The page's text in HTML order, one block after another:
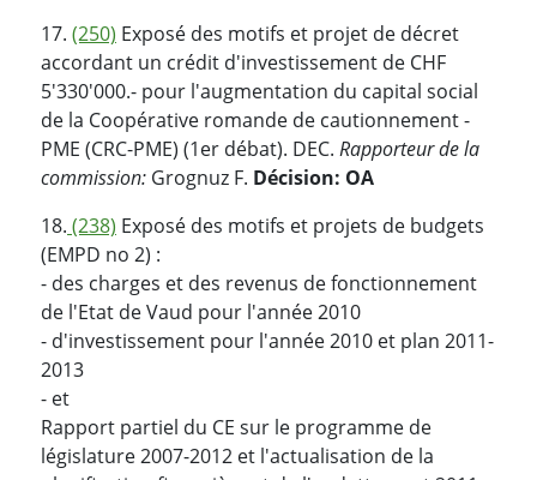
17. (250) Exposé des motifs et projet de décret
accordant un crédit d'investissement de CHF
5'330'000.- pour l'augmentation du capital social
de la Coopérative romande de cautionnement -
PME (CRC-PME) (1er débat). DEC. Rapporteur de la
commission: Grognuz F. Décision: OA
18. (238) Exposé des motifs et projets de budgets
(EMPD no 2) :
- des charges et des revenus de fonctionnement
de l'Etat de Vaud pour l'année 2010
- d'investissement pour l'année 2010 et plan 2011-
2013
- et
Rapport partiel du CE sur le programme de
législature 2007-2012 et l'actualisation de la